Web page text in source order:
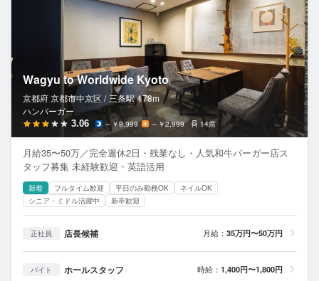
Wagyu to Worldwide Kyoto
京都府 京都市中京区 / 三条駅 178m
ハンバーガー
3.06 ～￥9,999 ～￥2,999 14席
月給35〜50万／完全週休2日・残業なし・人気和牛バーガー店ス
タッフ募集 未経験歓迎・英語活用
新着 フルタイム歓迎 平日のみ勤務OK
ネイルOK
シニア・ミドル活躍中
新卒歓迎
正社員 店長候補 月給： 35万円〜50万円
バイト ホールスタッフ 時給： 1,400円〜1,800円